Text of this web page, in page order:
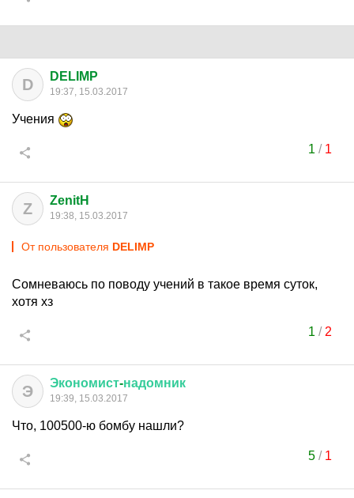
D DELIMP
19:37, 15.03.2017
Учения
1 / 1
Z ZenitH
19:38, 15.03.2017
От пользователя DELIMP
Сомневаюсь по поводу учений в такое время суток,
хотя хз
1 / 2
Э Экономист-надомник
19:39, 15.03.2017
Что, 100500-ю бомбу нашли?
5/ 1